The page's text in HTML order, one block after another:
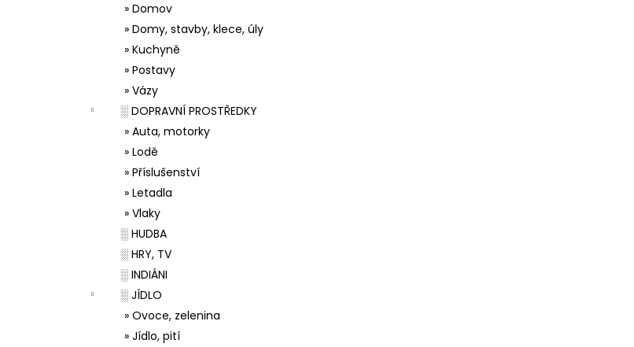
» Domov
» Domy, stavby, klece, úly
» Kuchyně
» Postavy
» Vázy
░ DOPRAVNÍ PROSTŘEDKY
» Auta, motorky
» Lodě
» Příslušenství
» Letadla
» Vlaky
░ HUDBA
░ HRY, TV
░ INDIÁNI
░ JÍDLO
» Ovoce, zelenina
» Jídlo, pití